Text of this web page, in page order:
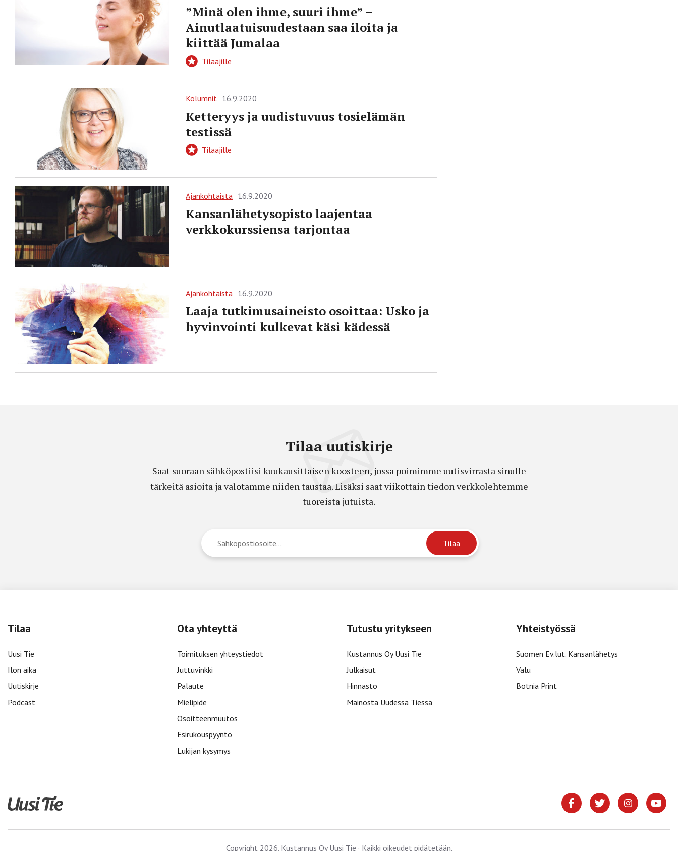
”Minä olen ihme, suuri ihme” –
Ainutlaatuisuudestaan saa iloita ja
kiittää Jumalaa
Tilaajille
Kolumnit 16.9.2020
Ketteryys ja uudistuvuus tosielämän
testissä
Tilaajille
Ajankohtaista 16.9.2020
Kansanlähetysopisto laajentaa
verkkokurssiensa tarjontaa
Ajankohtaista 16.9.2020
Laaja tutkimusaineisto osoittaa: Usko ja
hyvinvointi kulkevat käsi kädessä
Tilaa uutiskirje
Saat suoraan sähköpostiisi kuukausittaisen koosteen, jossa poimimme uutisvirrasta sinulle
tärkeitä asioita ja valotamme niiden taustaa. Lisäksi saat viikottain tiedon verkkolehtemme
tuoreista jutuista.
Tilaa
Uusi Tie
Ilon aika
Uutiskirje
Podcast
Ota yhteyttä
Toimituksen yhteystiedot
Juttuvinkki
Palaute
Mielipide
Osoitteenmuutos
Esirukouspyyntö
Lukijan kysymys
Tutustu yritykseen
Kustannus Oy Uusi Tie
Julkaisut
Hinnasto
Mainosta Uudessa Tiessä
Yhteistyössä
Suomen Ev.lut. Kansanlähetys
Valu
Botnia Print
Copyright 2026. Kustannus Oy Uusi Tie · Kaikki oikeudet pidätetään.